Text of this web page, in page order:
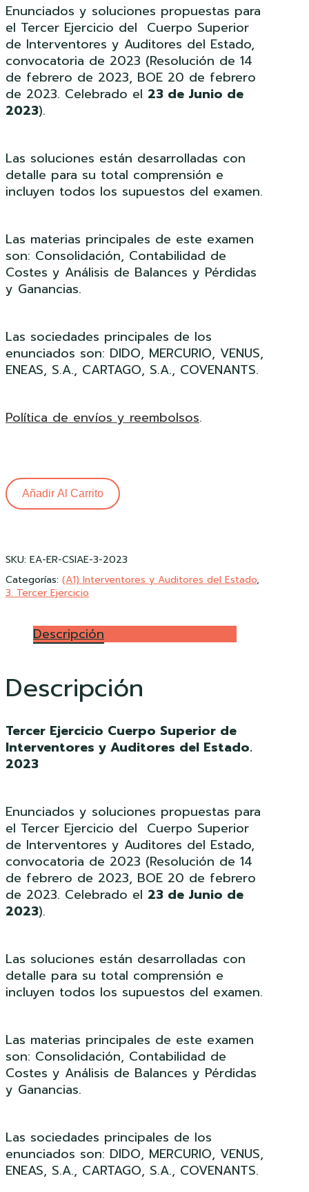
Enunciados y soluciones propuestas para
el Tercer Ejercicio del Cuerpo Superior
de Interventores y Auditores del Estado,
convocatoria de 2023 (Resolución de 14
de febrero de 2023, BOE 20 de febrero
de 2023. Celebrado el 23 de Junio de
2023).
Las soluciones están desarrolladas con
detalle para su total comprensión e
incluyen todos los supuestos del examen.
Las materias principales de este examen
son: Consolidación, Contabilidad de
Costes y Análisis de Balances y Pérdidas
y Ganancias.
Las sociedades principales de los
enunciados son: DIDO, MERCURIO, VENUS,
ENEAS, S.A., CARTAGO, S.A., COVENANTS.
Política de envíos y reembolsos.
Añadir Al Carrito
SKU: EA-ER-CSIAE-3-2023
Categorías: (A1) Interventores y Auditores del Estado,
3. Tercer Ejercicio
Descripción
Descripción
Tercer Ejercicio Cuerpo Superior de
Interventores y Auditores del Estado.
2023
Enunciados y soluciones propuestas para
el Tercer Ejercicio del Cuerpo Superior
de Interventores y Auditores del Estado,
convocatoria de 2023 (Resolución de 14
de febrero de 2023, BOE 20 de febrero
de 2023. Celebrado el 23 de Junio de
2023).
Las soluciones están desarrolladas con
detalle para su total comprensión e
incluyen todos los supuestos del examen.
Las materias principales de este examen
son: Consolidación, Contabilidad de
Costes y Análisis de Balances y Pérdidas
y Ganancias.
Las sociedades principales de los
enunciados son: DIDO, MERCURIO, VENUS,
ENEAS, S.A., CARTAGO, S.A., COVENANTS.